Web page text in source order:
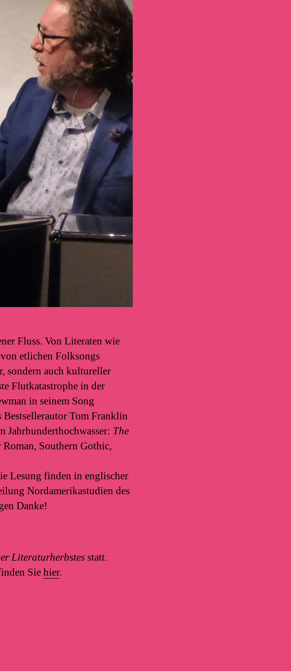
Fluss. Von Literaten wie
etlichen Folksongs
sondern auch kultureller
Flutkatastrophe in der
in seinem Song
Bestsellerautor Tom Franklin
Jahrhunderthochwasser: The
Southern Gothic,
Lesung finden in englischer
Nordamerikastudien des
Danke!
Literaturherbstes statt.
Sie hier.